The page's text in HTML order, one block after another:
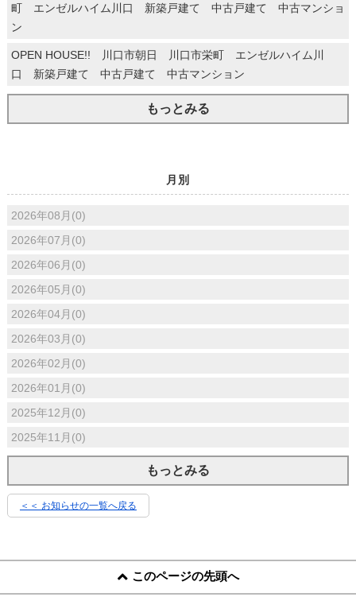
町 エンゼルハイム川口 新築戸建て 中古戸建て 中古マンショ
ン
OPEN HOUSE!! 川口市朝日 川口市栄町 エンゼルハイム川
口 新築戸建て 中古戸建て 中古マンション
もっとみる
月別
2026年08月(0)
2026年07月(0)
2026年06月(0)
2026年05月(0)
2026年04月(0)
2026年03月(0)
2026年02月(0)
2026年01月(0)
2025年12月(0)
2025年11月(0)
もっとみる
＜＜ お知らせの一覧へ戻る
このページの先頭へ